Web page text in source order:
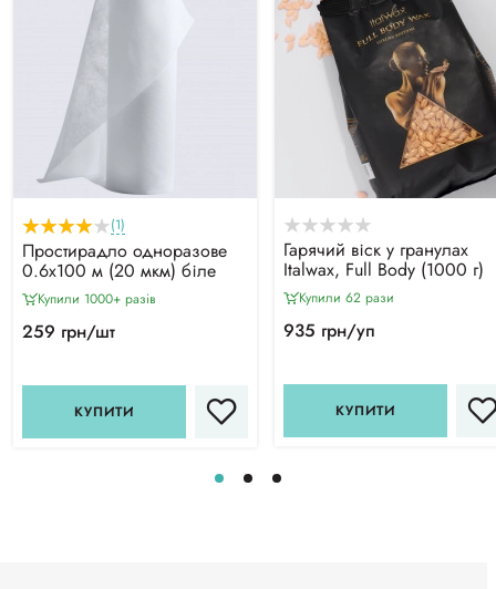
(1)
Простирадло одноразове
0.6х100 м (20 мкм) біле
Купили 1000+ разiв
259 грн/шт
КУПИТИ
Гарячий віск у гранулах
Italwax, Full Body (1000 г)
Купили 62 рази
935 грн/уп
КУПИТИ